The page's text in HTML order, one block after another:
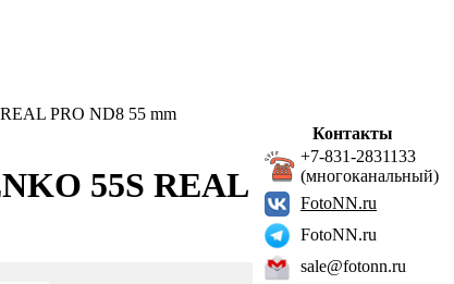
PRO ND8 55 mm
55S REAL
Контакты
+7-831-2831133
(многоканальный)
FotoNN.ru
FotoNN.ru
sale@fotonn.ru